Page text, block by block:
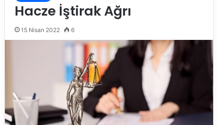
Hacze İştirak Ağrı
15 Nisan 2022 6